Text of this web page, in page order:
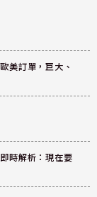
美訂單，巨大、
時解析：現在要